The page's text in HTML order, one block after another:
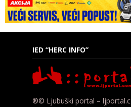
IED “HERC INFO”
®© Ljubuški portal –